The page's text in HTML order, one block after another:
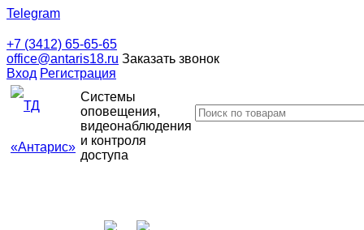
Telegram
+7 (3412) 65-65-65
office@antaris18.ru Заказать звонок
Вход Регистрация
Системы
оповещения,
видеонаблюдения
и контроля
доступа